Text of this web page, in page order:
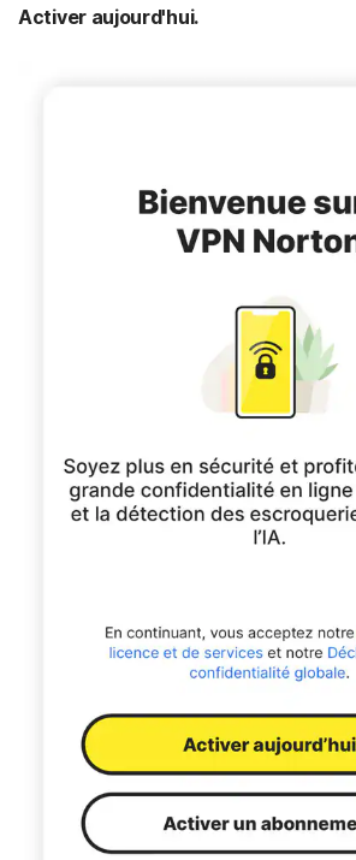
Activer aujourd'hui.